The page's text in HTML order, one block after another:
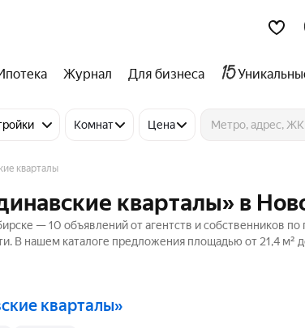
Журнал Для бизнеса
Комнат Цена
кварталы
кварталы» в
— 10 объявлений от агентств и собственников
нашем каталоге предложения площадью от 21,4 м²
кварталы»